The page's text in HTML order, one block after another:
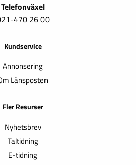
Telefonväxel
470 26 00
Kundservice
Annonsering
Länsposten
Fler Resurser
Nyhetsbrev
Taltidning
E-tidning